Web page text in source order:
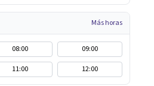
Más horas
08:00
09:00
11:00 12:00